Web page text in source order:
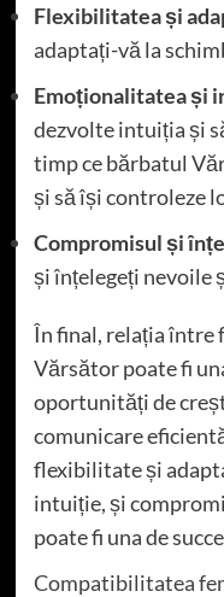
Flexibilitatea și
adaptați-vă la
Emoționalitatea și
dezvolte intuiția și
timp ce bărbatul
și să își controleze
Compromisul și
și înțelegeți nevoile
În final, relația între
Vărsător poate fi
oportunități de
comunicare
flexibilitate și
intuiție, și
poate fi una de
Compatibilitatea